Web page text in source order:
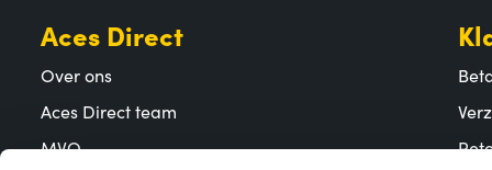
Aces Direct
Over ons
Aces Direct team
MVO